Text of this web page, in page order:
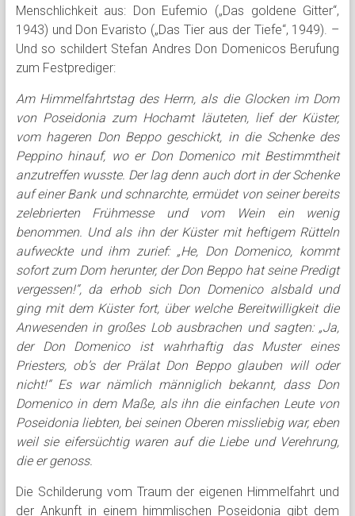
Menschlichkeit aus: Don Eufemio („Das goldene Gitter“,
1943) und Don Evaristo („Das Tier aus der Tiefe“, 1949). –
Und so schildert Stefan Andres Don Domenicos Berufung
zum Festprediger:
Am Himmelfahrtstag des Herrn, als die Glocken im Dom
von Poseidonia zum Hochamt läuteten, lief der Küster,
vom hageren Don Beppo geschickt, in die Schenke des
Peppino hinauf, wo er Don Domenico mit Bestimmtheit
anzutreffen wusste. Der lag denn auch dort in der Schenke
auf einer Bank und schnarchte, ermüdet von seiner bereits
zelebrierten Frühmesse und vom Wein ein wenig
benommen. Und als ihn der Küster mit heftigem Rütteln
aufweckte und ihm zurief: „He, Don Domenico, kommt
sofort zum Dom herunter, der Don Beppo hat seine Predigt
vergessen!“, da erhob sich Don Domenico alsbald und
ging mit dem Küster fort, über welche Bereitwilligkeit die
Anwesenden in großes Lob ausbrachen und sagten: „Ja,
der Don Domenico ist wahrhaftig das Muster eines
Priesters, ob’s der Prälat Don Beppo glauben will oder
nicht!“ Es war nämlich männiglich bekannt, dass Don
Domenico in dem Maße, als ihn die einfachen Leute von
Poseidonia liebten, bei seinen Oberen missliebig war, eben
weil sie eifersüchtig waren auf die Liebe und Verehrung,
die er genoss.
Die Schilderung vom Traum der eigenen Himmelfahrt und
der Ankunft in einem himmlischen Poseidonia gibt dem